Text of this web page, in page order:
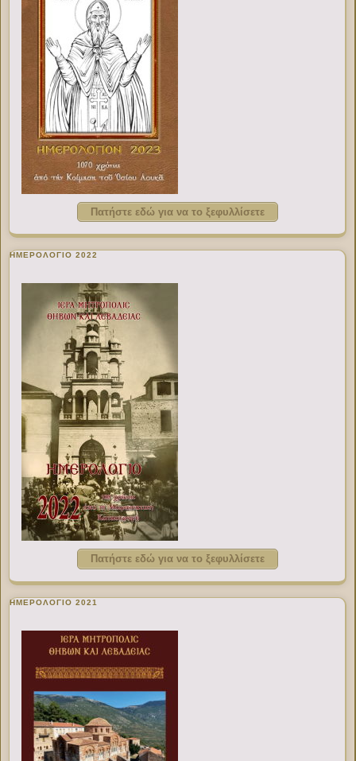
Πατήστε εδώ για να το ξεφυλλίσετε
ΗΜΕΡΟΛΟΓΙΟ 2022
Πατήστε εδώ για να το ξεφυλλίσετε
ΗΜΕΡΟΛΟΓΙΟ 2021